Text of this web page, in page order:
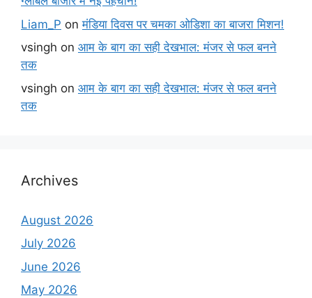
Liam_P onमंडिया दिवस पर चमका ओडिशा का बाजरा मिशन!
vsingh on आम के बाग का सही देखभाल: मंजर से फल बनने
तक
vsingh on आम के बाग का सही देखभाल: मंजर से फल बनने
तक
Archives
August 2026
July 2026
June 2026
May 2026